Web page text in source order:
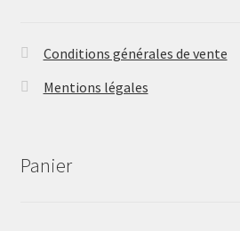
Conditions générales de vente
Mentions légales
Panier